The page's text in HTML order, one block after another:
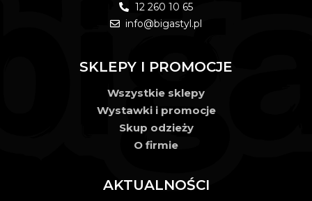
12 260 10 65
info@bigastyl.pl
SKLEPY I PROMOCJE
Wszystkie sklepy
Wystawki i promocje
Skup odzieży
O firmie
AKTUALNOŚCI